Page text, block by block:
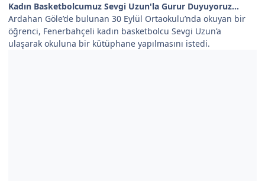
Kadın Basketbolcumuz Sevgi Uzun'la Gurur Duyuyoruz...
Ardahan Göle’de bulunan 30 Eylül Ortaokulu’nda okuyan bir
öğrenci, Fenerbahçeli kadın basketbolcu Sevgi Uzun’a
ulaşarak okuluna bir kütüphane yapılmasını istedi.